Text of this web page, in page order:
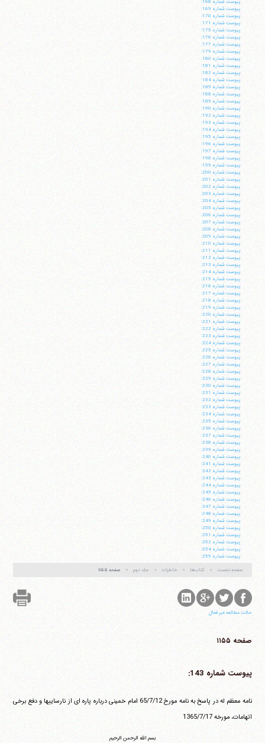
پيوست شماره 168:
پيوست شماره 169:
پيوست شماره 170:
پيوست شماره 171:
پيوست شماره 175:
پيوست شماره 176:
پيوست شماره 177:
پيوست شماره 179:
پيوست شماره 180:
پيوست شماره 181:
پيوست شماره 182:
پيوست شماره 184:
پيوست شماره 185:
پيوست شماره 188:
پيوست شماره 189:
پيوست شماره 190:
پيوست شماره 192:
پيوست شماره 193:
پيوست شماره 194:
پيوست شماره 195:
پيوست شماره 196:
پيوست شماره 197:
پيوست شماره 198:
پيوست شماره 199:
پيوست شماره 200:
پيوست شماره 201:
پيوست شماره 202:
پيوست شماره 203:
پيوست شماره 204:
پيوست شماره 205:
پيوست شماره 206:
پيوست شماره 207:
پيوست شماره 208:
پيوست شماره 209:
پيوست شماره 210:
پيوست شماره 211:
پيوست شماره 212:
پيوست شماره 213:
پيوست شماره 214:
پيوست شماره 215:
پيوست شماره 216:
پيوست شماره 217:
پيوست شماره 218:
پيوست شماره 219:
پيوست شماره 220:
پيوست شماره 221:
پيوست شماره 222:
پيوست شماره 223:
پيوست شماره 224:
پيوست شماره 225:
پيوست شماره 226:
پيوست شماره 227:
پيوست شماره 228:
پيوست شماره 229:
پيوست شماره 230:
پيوست شماره 231:
پيوست شماره 232:
پيوست شماره 233:
پيوست شماره 234:
پيوست شماره 235:
پيوست شماره 236:
پيوست شماره 237:
پيوست شماره 238:
پيوست شماره 239:
پيوست شماره 240:
پيوست شماره 241:
پيوست شماره 242:
پيوست شماره 243:
پيوست شماره 244:
پيوست شماره 245:
پيوست شماره 246:
پيوست شماره 247:
پيوست شماره 248:
پيوست شماره 249:
پيوست شماره 250:
پيوست شماره 251:
پيوست شماره 252:
پيوست شماره 254:
پيوست شماره 255:
صفحه نخست
کتاب‌ها خاطرات جلد دوم صفحه ۱۱۵۵
حالت مطالعه غیر فعال
صفحه ۱۱۵۵
پیوست شماره 143:
نامه معظم له در پاسخ به نامه مورخ ‏65/7/12 امام خمینی درباره پاره ای از نارساییها و دفع برخی
اتهامات، مورخه ‏1365/7/17
بسم الله الرحمن الرحیم